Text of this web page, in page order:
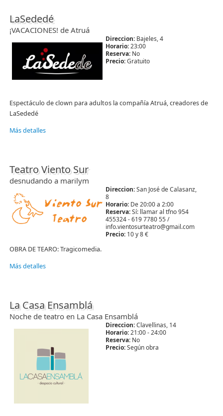
LaSededé
¡VACACIONES! de Atruá
Direccion:Bajeles, 4
Horario:23:00
Reserva:No
Precio:Gratuito
Espectáculo de clown para adultos la compañía Atruá, creadores de
LaSededé
Más detalles
Teatro Viento Sur
desnudando a marilym
Direccion:San José de Calasanz,
8
Horario:De 20:00 a 2:00
Reserva:Sí: llamar al tfno 954
455324 - 619 7780 55 /
info.vientosurteatro@gmail.com
Precio:10 y 8 €
OBRA DE TEARO: Tragicomedia.
Más detalles
La Casa Ensamblá
Noche de teatro en La Casa Ensamblá
Direccion:Clavellinas, 14
Horario:21:00 - 24:00
Reserva:No
Precio:Según obra